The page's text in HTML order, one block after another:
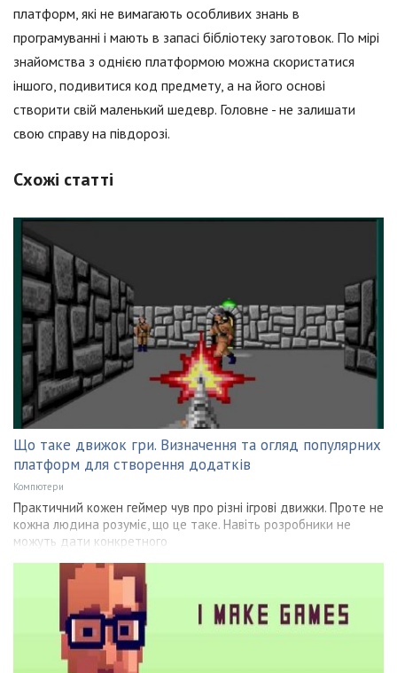
платформ, які не вимагають особливих знань в
програмуванні і мають в запасі бібліотеку заготовок. По мірі
знайомства з однією платформою можна скористатися
іншого, подивитися код предмету, а на його основі
створити свій маленький шедевр. Головне - не залишати
свою справу на півдорозі.
Схожі статті
Що таке движок гри. Визначення та огляд популярних
платформ для створення додатків
Компютери
Практичний кожен геймер чув про різні ігрові движки. Проте не
кожна людина розуміє, що це таке. Навіть розробники не
можуть дати конкретного